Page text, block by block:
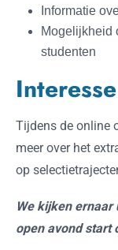
Informatie
Mogelijkheid
studenten
Tijdens de online
meer over het
op
We kijken ernaar
open avond start